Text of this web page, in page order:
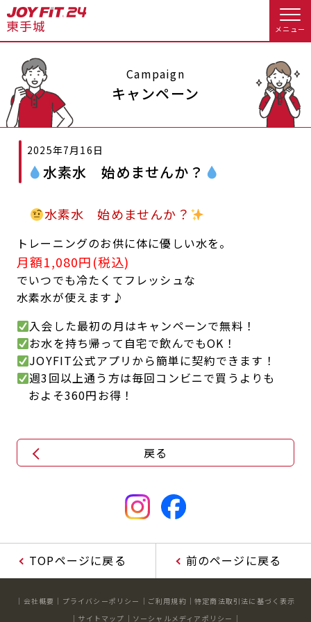
メニュー
店舗トップ
会員様向けのご案内
会員の方へトップ
会員様へのお知らせ
休会お手続き オプション料金
アクセス
よくあるご質問
入会のお手続きをする
入会するトップ
Appで入会手続き料金・サービス等詳しく見る
入会を悩まれている方へトップ
キャンペーン 料金のご案内
アクセス 店舗情報・サービス
見学・体験
店舗へのお問い合わせ
JOYFIT24 JOYFIT YOGA
JOYFIT+ 店舗を探す
Campaign
キャンペーン
2025年7月16日
水素水 始めませんか？
水素水 始めませんか？
トレーニングのお供に体に優しい水を。
月額1,080円(税込)
でいつでも冷たくてフレッシュな
水素水が使えます♪
入会した最初の月はキャンペーンで無料！
お水を持ち帰って自宅で飲んでもOK！
JOYFIT公式アプリから簡単に契約できます！
週3回以上通う方は毎回コンビニで買うよりも
およそ360円お得！
戻る
TOPページに戻る 前のページに戻る
会社概要 プライバシーポリシー ご利用規約
特定商法取引法に基づく表示
サイトマップ
ソーシャルメディアポリシー